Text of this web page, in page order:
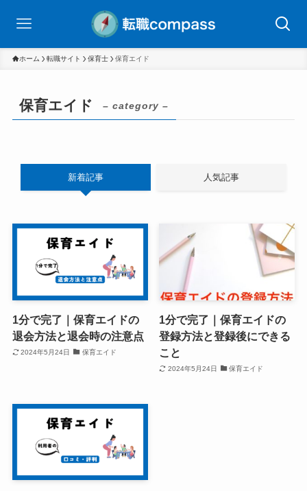
ホーム 転職サイト 保育士 保育エイド
保育エイド – category –
新着記事 人気記事
1分で完了｜保育エイドの
退会方法と退会時の注意点
2024年5月24日 保育エイド
1分で完了｜保育エイドの
登録方法と登録後にできる
こと
2024年5月24日 保育エイド